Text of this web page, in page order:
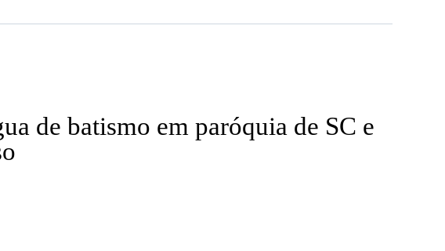
de batismo em paróquia de SC e